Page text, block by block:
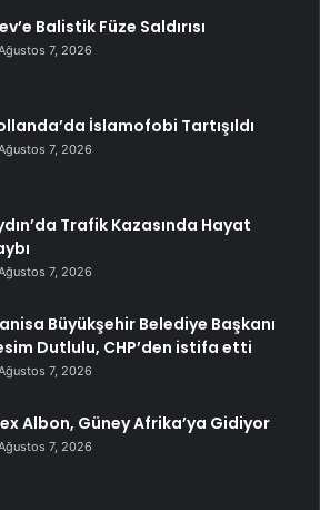
Balistik Füze Saldırısı
7, 2026
İslamofobi Tartışıldı
7, 2026
Trafik Kazasında Hayat
7, 2026
Büyükşehir Belediye Başkanı
Dutlulu, CHP’den istifa etti
7, 2026
Albon, Güney Afrika’ya Gidiyor
7, 2026